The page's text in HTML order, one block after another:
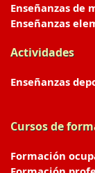
Enseñanzas de
Enseñanzas
Actividades
Enseñanzas
Cursos de
Formación